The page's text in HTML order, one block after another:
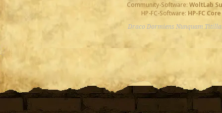
Community-Software: WoltLab
HP-FC-Software: HP-FC Core
Draco Dormiens Nunquam